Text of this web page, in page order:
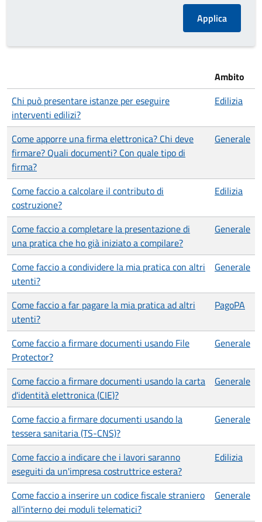
Ambito
Chi può presentare istanze per eseguire
interventi edilizi?
Edilizia
Come apporre una firma elettronica? Chi deve
firmare? Quali documenti? Con quale tipo di
firma?
Generale
Come faccio a calcolare il contributo di
costruzione?
Edilizia
Come faccio a completare la presentazione di
una pratica che ho già iniziato a compilare?
Generale
Come faccio a condividere la mia pratica con altri
utenti?
Generale
Come faccio a far pagare la mia pratica ad altri
utenti?
PagoPA
Come faccio a firmare documenti usando File
Protector?
Generale
Come faccio a firmare documenti usando la carta
d'identità elettronica (CIE)?
Generale
Come faccio a firmare documenti usando la
tessera sanitaria (TS-CNS)?
Generale
Come faccio a indicare che i lavori saranno
eseguiti da un'impresa costruttrice estera?
Edilizia
Come faccio a inserire un codice fiscale straniero
all'interno dei moduli telematici?
Generale